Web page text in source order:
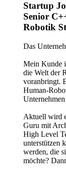
Startup
Senior
Robotik
Das
Mein Kunde
die Welt der
voranbringt.
Human-
Aktuell wird
Guru mit
High Level
unterstützen
werden, die
möchte?